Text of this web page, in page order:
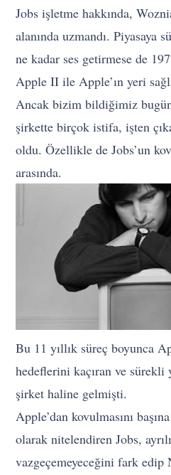
Jobs işletme hakkında,
alanında uzmandı. Piyasaya
ne kadar ses getirmese de
Apple II ile Apple’ın yeri
Ancak bizim bildiğimiz
şirkette birçok istifa, işten
oldu. Özellikle de Jobs’un
arasında.
Bu 11 yıllık süreç boyunca
hedeflerini kaçıran ve
şirket haline gelmişti.
Apple’dan kovulmasını
olarak nitelendiren Jobs,
vazgeçemeyeceğini fark edip